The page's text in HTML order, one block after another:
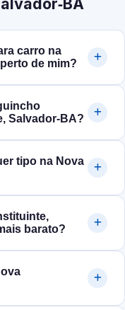
carro na
de mim?
Salvador‑BA?
tipo na Nova
barato?